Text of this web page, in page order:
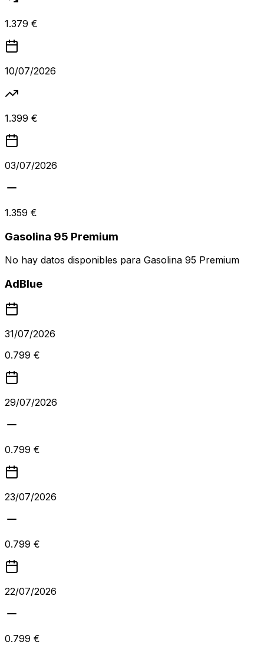
1.379 €
10/07/2026
1.399 €
03/07/2026
1.359 €
Gasolina 95 Premium
No hay datos disponibles para Gasolina 95 Premium
AdBlue
31/07/2026
0.799 €
29/07/2026
0.799 €
23/07/2026
0.799 €
22/07/2026
0.799 €